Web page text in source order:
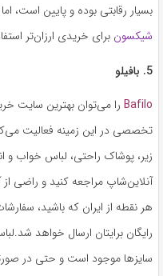
بسیار رقابتی بوده و پایین است،
شیکسون برای خریدی ارزان‌تر
5. بافیلو
Bafilo را می‌توان بهترین سایت
تخصصی در این زمینه فعالیت
زیر، پوشاک راحتی، لباس خواب و
آنلاین‌شاپ مراجعه کنید و راضی
رایگان برایتان ارسال خواهد
سایزها موجود است و حتی در